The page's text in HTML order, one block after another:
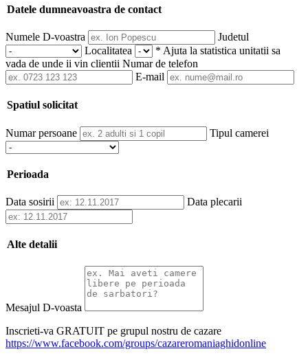
Datele dumneavoastra de contact
Numele D-voastra
Judetul
Localitatea
* Ajuta la statistica unitatii sa
vada de unde ii vin clientii Numar de telefon
E-mail
Spatiul solicitat
Numar persoane Tipul camerei
Perioada
Data sosirii Data plecarii
Alte detalii
Mesajul D-voasta
Inscrieti-va GRATUIT pe grupul nostru de cazare
https://www.facebook.com/groups/cazareromaniaghidonline